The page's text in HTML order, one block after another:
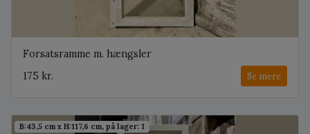
Forsatsramme m. hængsler
175 kr.
Se mere
B:43,5 cm x H:117,6 cm, på lager: 1